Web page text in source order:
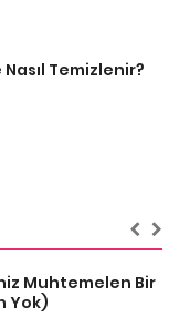
Temizlenir?
Muhtemelen Bir
Yok)